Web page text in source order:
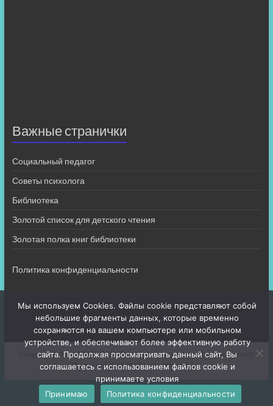
Важные странички
Социальный педагог
Советы психолога
Библиотека
Золотой список для детского чтения
Золотая полка книг библиотеки
Политика конфиденциальности
Copyright © 2026МБОУ СШ 4. Все права защищены. ТемаSpacious
ThemeGrill. На платформе:WordPress.
Мы используем Cookies. Файлы cookie представляют собой
небольшие фрагменты данных, которые временно
сохраняются на вашем компьютере или мобильном
устройстве, и обеспечивают более эффективную работу
сайта. Продолжая просматривать данный сайт, Вы
соглашаетесь с использованием файлов cookie и
принимаете условия
Принимаю
Политика конфиденциальности